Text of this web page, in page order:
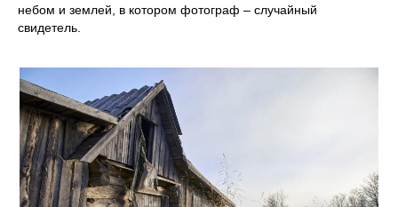
небом и землей, в котором фотограф – случайный
свидетель.